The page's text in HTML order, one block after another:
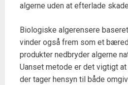
algerne uden at efterlade
Biologiske algerensere
vinder også frem som et
produkter nedbryder algerne
Uanset metode er det vigtigt
der tager hensyn til både